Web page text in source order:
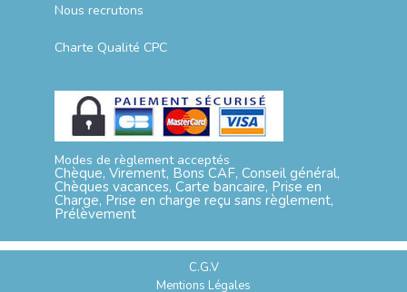
Nous recrutons
Charte Qualité CPC
Modes de règlement acceptés
Chèque, Virement, Bons CAF, Conseil général,
Chèques vacances, Carte bancaire, Prise en
Charge, Prise en charge reçu sans règlement,
Prélèvement
C.G.V
Mentions Légales